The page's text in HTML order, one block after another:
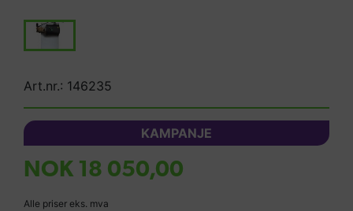
Art.nr.: 146235
KAMPANJE
NOK 18 050,00
Alle priser eks. mva